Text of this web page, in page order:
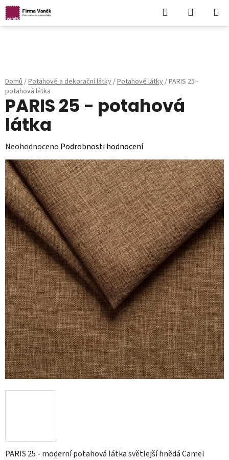
Hledat
KOŠÍK
Domů/Potahové a dekorační látky/Potahové látky/PARIS 25 -
potahová látka
PARIS 25 - moderní potahová látka světlejší hnědá Camel
PARIS 25 - potahová
látka
Průměrné
hodnocení
produktu
je
0,0
z
5
hvězdiček.
Neohodnoceno Podrobnosti hodnocení